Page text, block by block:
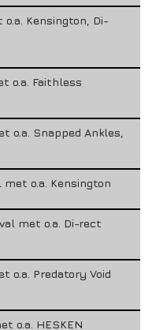
Kensington, Di-
o.a. Faithless
o.a. Snapped Ankles,
o.a. Kensington
met o.a. Di-rect
o.a. Predatory Void
o.a. HESKEN